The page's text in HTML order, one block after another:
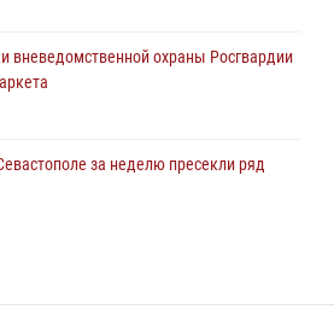
вневедомственной охраны Росгвардии
за неделю пресекли ряд